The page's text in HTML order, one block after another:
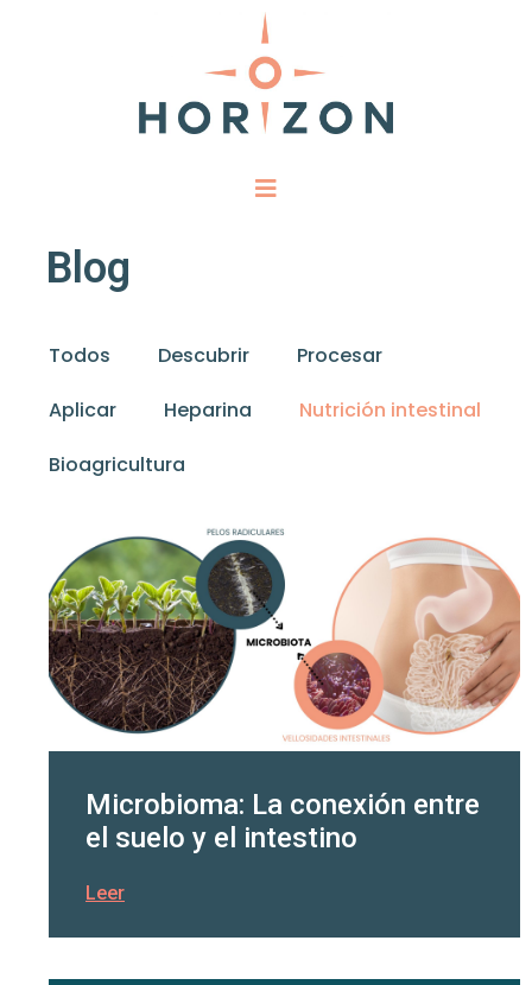
Blog
Todos Descubrir
Procesar
Aplicar
Heparina
Nutrición intestinal
Bioagricultura
Microbioma: La conexión entre
el suelo y el intestino
Leer